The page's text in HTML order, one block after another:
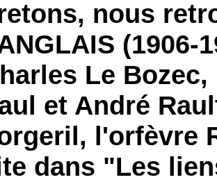
nous
(1906-
Le
et André
l'orfèvre
dans "Les